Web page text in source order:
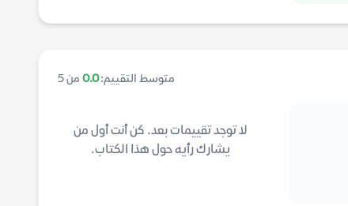
متوسط التقييم:0.0 من 5
لا توجد تقييمات بعد. كن أنت أول من
يشارك رأيه حول هذا الكتاب.